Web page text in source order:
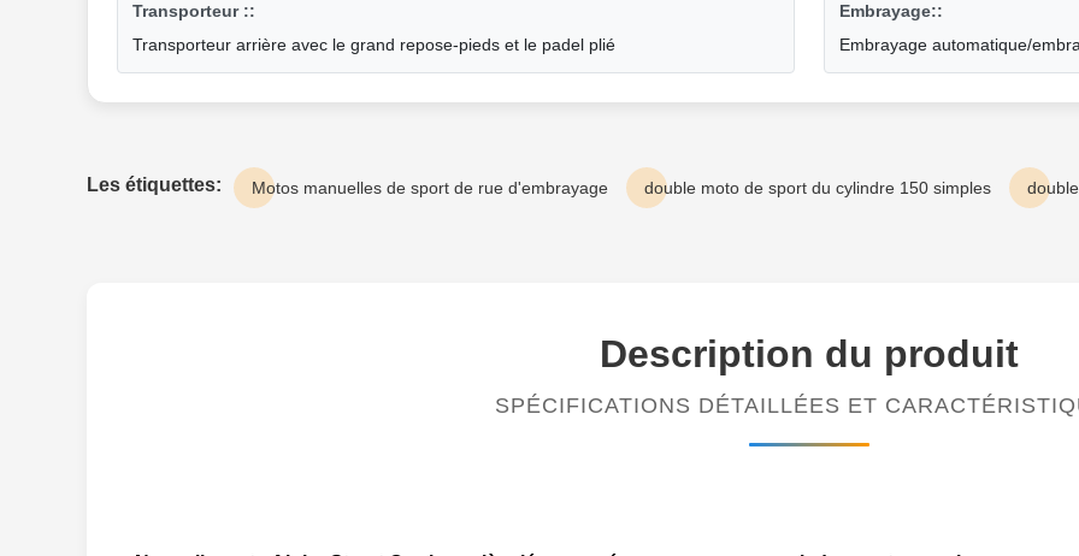
Transporteur ::
Transporteur arrière avec le grand repose-pieds et le padel plié
Embrayage::
Embrayage automatique/
Les étiquettes: Motos manuelles de sport de rue d'embrayage double moto de sport du cylindre 150 simples
Description du produit
SPÉCIFICATIONS DÉTAILLÉES ET